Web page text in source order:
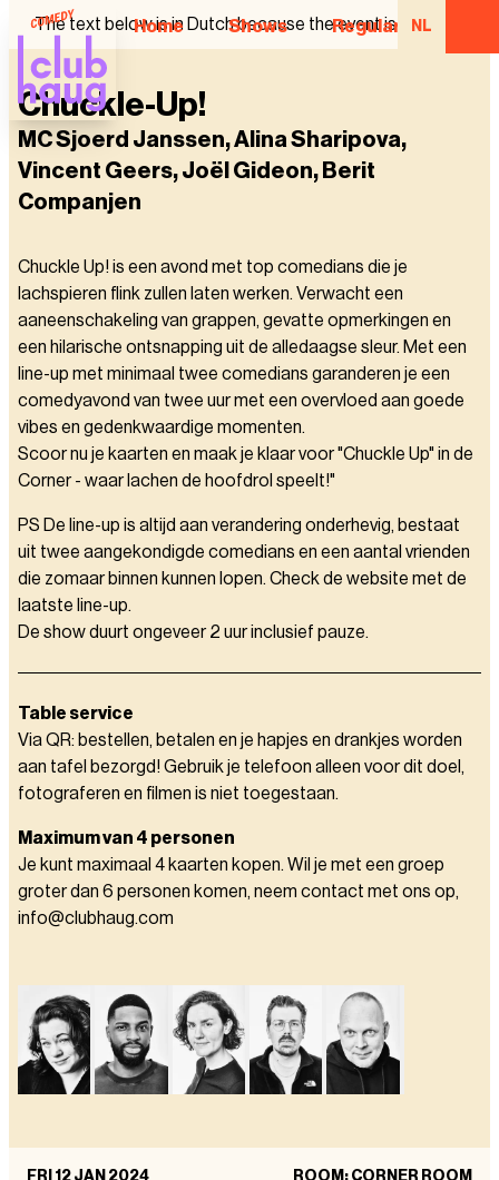
Home Shows Regular NL
The text below is in Dutch because the event is in Dutch.
Chuckle-Up!
MC Sjoerd Janssen, Alina Sharipova,
Vincent Geers, Joël Gideon, Berit
Companjen
Chuckle Up! is een avond met top comedians die je
lachspieren flink zullen laten werken. Verwacht een
aaneenschakeling van grappen, gevatte opmerkingen en
een hilarische ontsnapping uit de alledaagse sleur. Met een
line-up met minimaal twee comedians garanderen je een
comedyavond van twee uur met een overvloed aan goede
vibes en gedenkwaardige momenten.
Scoor nu je kaarten en maak je klaar voor "Chuckle Up" in de
Corner - waar lachen de hoofdrol speelt!"
PS De line-up is altijd aan verandering onderhevig, bestaat
uit twee aangekondigde comedians en een aantal vrienden
die zomaar binnen kunnen lopen. Check de website met de
laatste line-up.
De show duurt ongeveer 2 uur inclusief pauze.
Table service
Via QR: bestellen, betalen en je hapjes en drankjes worden
aan tafel bezorgd! Gebruik je telefoon alleen voor dit doel,
fotograferen en filmen is niet toegestaan.
Maximum van 4 personen
Je kunt maximaal 4 kaarten kopen. Wil je met een groep
groter dan 6 personen komen, neem contact met ons op,
info@clubhaug.com
FRI 12 JAN 2024
ROOM: CORNER ROOM